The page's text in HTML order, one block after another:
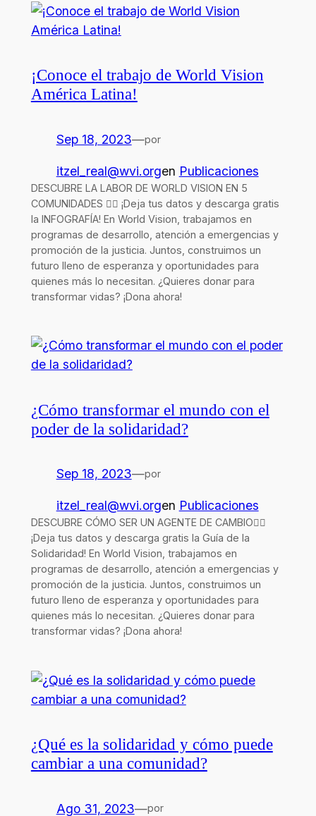
¡Conoce el trabajo de World Vision
América Latina!
Sep 18, 2023—por
itzel_real@wvi.orgen Publicaciones
DESCUBRE LA LABOR DE WORLD VISION EN 5
COMUNIDADES 👇🏻 ¡Deja tus datos y descarga gratis
la INFOGRAFÍA! En World Vision, trabajamos en
programas de desarrollo, atención a emergencias y
promoción de la justicia. Juntos, construimos un
futuro lleno de esperanza y oportunidades para
quienes más lo necesitan. ¿Quieres donar para
transformar vidas? ¡Dona ahora!
¿Cómo transformar el mundo con el
poder de la solidaridad?
Sep 18, 2023—por
itzel_real@wvi.orgen Publicaciones
DESCUBRE CÓMO SER UN AGENTE DE CAMBIO👇🏻
¡Deja tus datos y descarga gratis la Guía de la
Solidaridad! En World Vision, trabajamos en
programas de desarrollo, atención a emergencias y
promoción de la justicia. Juntos, construimos un
futuro lleno de esperanza y oportunidades para
quienes más lo necesitan. ¿Quieres donar para
transformar vidas? ¡Dona ahora!
¿Qué es la solidaridad y cómo puede
cambiar a una comunidad?
Ago 31, 2023—por